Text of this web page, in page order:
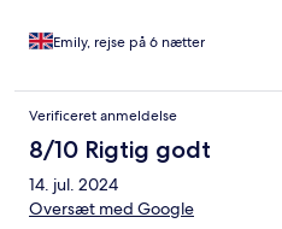
Emily, rejse på 6 nætter
Verificeret anmeldelse
8/10 Rigtig godt
14. jul. 2024
Oversæt med Google